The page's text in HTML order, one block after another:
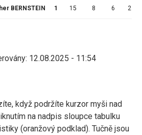
BERNSTEIN 1 15 8 6 2
12.08.2025 - 11:54
když podržíte kurzor myši nad
na nadpis sloupce tabulku
(oranžový podklad). Tučně jsou